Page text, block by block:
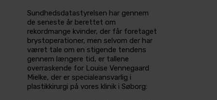
Sundhedsdatastyrelsen har gennem
de seneste år berettet om
rekordmange kvinder, der får foretaget
brystoperationer, men selvom der har
været tale om en stigende tendens
gennem længere tid, er tallene
overraskende for Louise Vennegaard
Mielke, der er specialeansvarlig i
plastikkirurgi på vores klinik i Søborg: